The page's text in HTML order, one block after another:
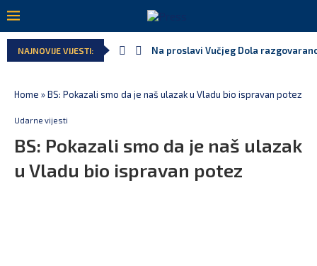
NAJNOVIJE VIJESTI: Na proslavi Vučjeg Dola
Home »BS: Pokazali smo da je naš ulazak u Vladu bio ispravan potez
Udarne vijesti
BS: Pokazali smo da je naš ulazak
u Vladu bio ispravan potez